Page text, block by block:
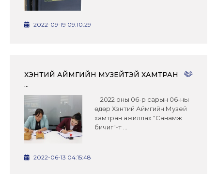
2022-09-19 09:10:29
ХЭНТИЙ АЙМГИЙН МУЗЕЙТЭЙ ХАМТРАН
...
2022 оны 06-р сарын 06-ны
өдөр Хэнтий Аймгийн Музей
хамтран ажиллах "Санамж
бичиг"-т ...
2022-06-13 04:15:48